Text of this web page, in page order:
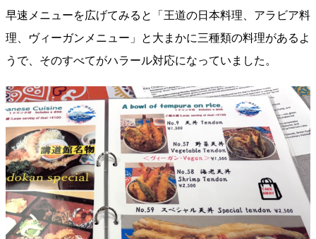
早速メニューを広げてみると「王道の日本料理、アラビア料
理、ヴィーガンメニュー」と大まかに三種類の料理があるよ
うで、そのすべてがハラール対応になっていました。